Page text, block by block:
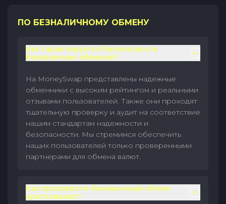
ПО БЕЗНАЛИЧНОМУ ОБМЕНУ
Как гарантируется безопасность
безналичных обменов?
На MoneySwap представлены надежные
обменники с высоким рейтингом и реальными
отзывами пользователей. Также они проходят
тщательную проверку и аудит на соответствие
нашим стандартам надежности и
безопасности. Мы стремимся обеспечить
наших пользователей только проверенными
партнерами для обмена валют.
Как произвести безналичный обмен
криптовалют?